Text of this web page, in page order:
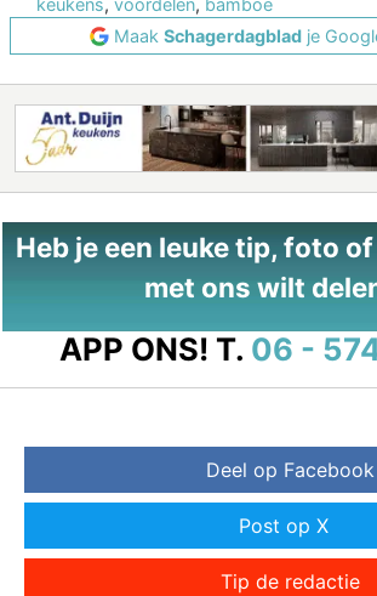
keukens, voordelen, bamboe
Maak Schagerdagbladje
Heb je een leuke tip, foto
met ons wilt
APP ONS! T. 06 -
Deel op Facebook
Post op X
Tip de redactie